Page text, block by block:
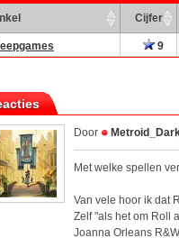
Cijfer
9
Door
Met welke spellen
Van vele hoor ik dat
Zelf "als het om Roll
Joanna Orleans